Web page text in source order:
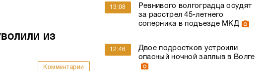
из
Комментарии
13:08
Ревнивого волгоградца осудят
за расстрел 45-летнего
соперника в подъезде МКД
12:46
Двое подростков устроили
опасный ночной заплыв в Волге